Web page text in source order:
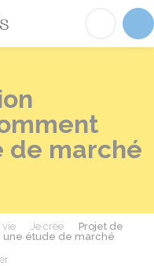
Fréville-du-
de marché
vie Je crée
Projet de
une étude de marché